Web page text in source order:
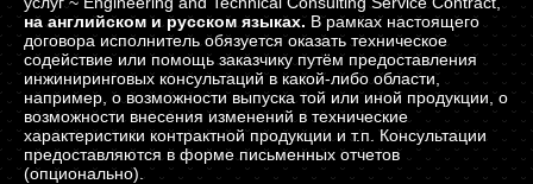
на английском и русском языках.В рамках настоящего
договора исполнитель обязуется оказать техническое
содействие или помощь заказчику путём предоставления
инжиниринговых консультаций в какой-либо области,
например, о возможности выпуска той или иной продукции, о
возможности внесения изменений в технические
характеристики контрактной продукции и т.п. Консультации
предоставляются в форме письменных отчетов
(опционально).